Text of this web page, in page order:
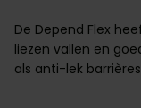
De Depend Flex
liezen vallen en
als anti-lek